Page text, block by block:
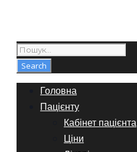
Головна
Пацієнту
Кабінет пацієнта
Ціни